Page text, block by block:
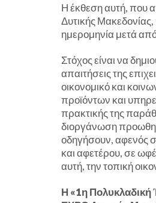
Η έκθεση αυτή, που
Δυτικής
ημερομηνία μετά
Στόχος είναι να
απαιτήσεις της
οικονομικό και
προϊόντων και
πρακτικής της
διοργάνωση
οδηγήσουν, αφενός
και αφετέρου, σε
αυτή, την τοπική
Η «1η